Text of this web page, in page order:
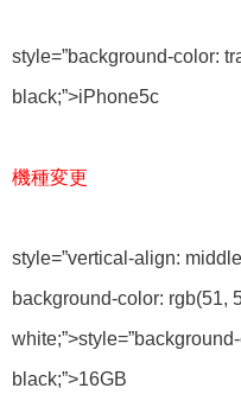
style=”background-color:
black;”>iPhone5c
機種変更
style=”vertical-align:
background-color: rgb(51,
white;”>
black;”>16GB